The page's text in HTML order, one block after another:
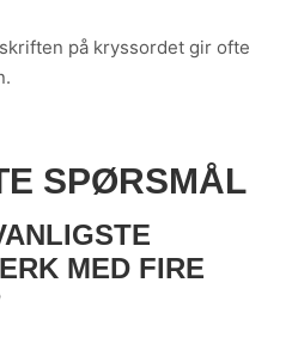
på kryssordet gir ofte
SPØRSMÅL
MED FIRE